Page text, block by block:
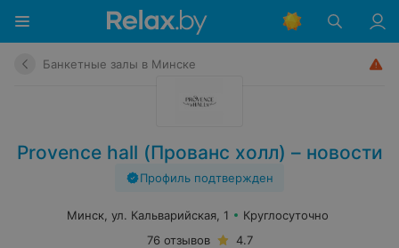
Банкетные залы в Минске
Provence hall (Прованс холл) – новости
Профиль подтвержден
Минск, ул. Кальварийская, 1
Круглосуточно
76 отзывов
4.7